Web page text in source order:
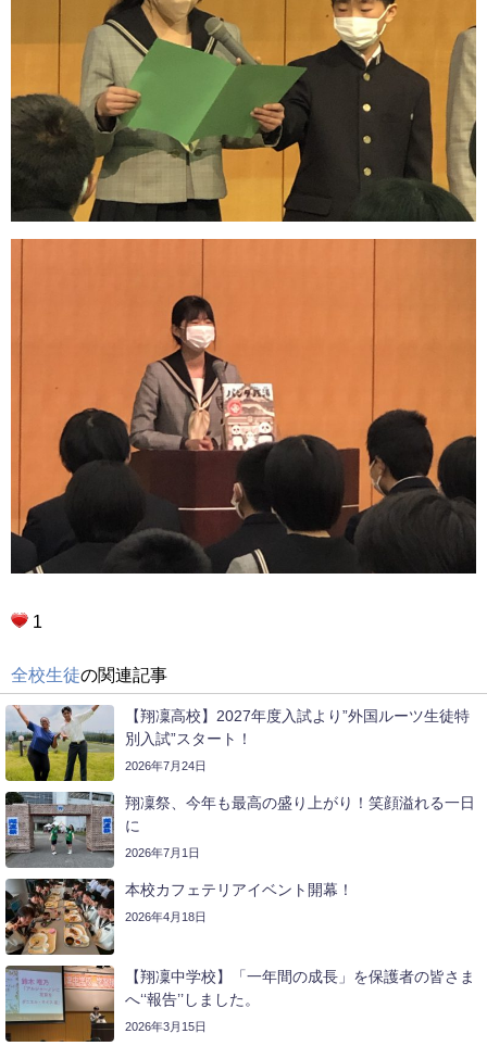
1
全校生徒の関連記事
【翔凜高校】2027年度入試より”外国ルーツ生徒特
別入試”スタート！
2026年7月24日
翔凜祭、今年も最高の盛り上がり！笑顔溢れる一日
に
2026年7月1日
本校カフェテリアイベント開幕！
2026年4月18日
【翔凜中学校】「一年間の成長」を保護者の皆さま
へ‘‘報告’’しました。
2026年3月15日